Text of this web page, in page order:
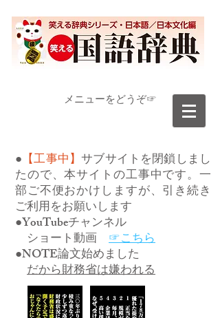
​メニューをどうぞ☞
● 【工事中】サブサイトを閉鎖しまし
たので、本サイトの工事中です。一
部ご不便おかけしますが、引き続き
ご利用をお願いします
●YouTubeチャンネル
ショート動画 ☞こちら
●NOTE論文始めました
だから財務省は嫌われる